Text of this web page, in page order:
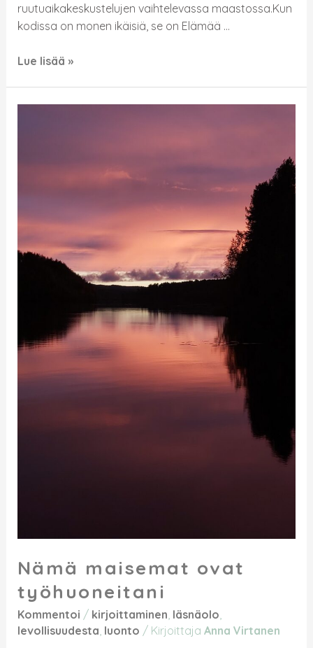
ruutuaikakeskustelujen vaihtelevassa maastossa.Kun
kodissa on monen ikäisiä, se on Elämää …
Lue lisää »
Nämä maisemat ovat
työhuoneitani
Kommentoi / kirjoittaminen, läsnäolo,
levollisuudesta, luonto / Kirjoittaja Anna Virtanen